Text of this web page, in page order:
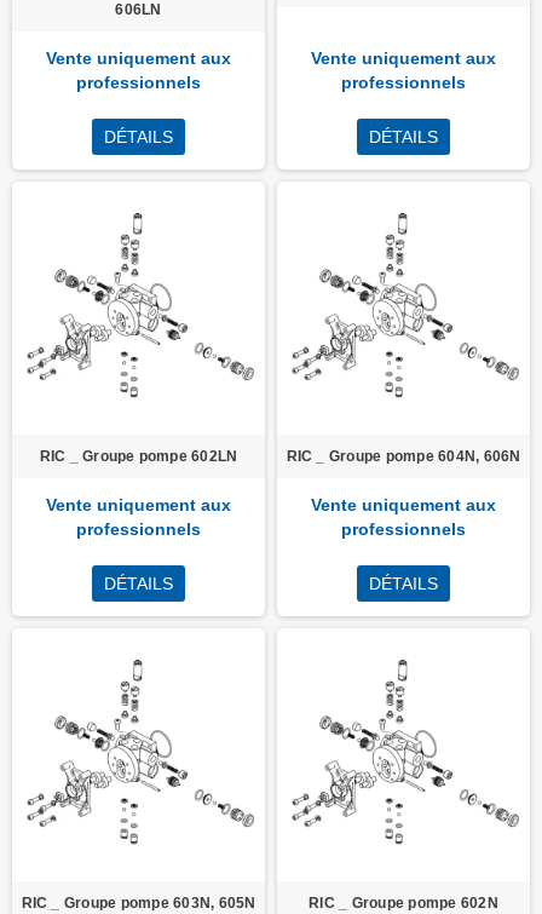
606LN
Vente uniquement aux
professionnels
DÉTAILS
Vente uniquement aux
professionnels
DÉTAILS
RIC _ Groupe pompe 602LN
Vente uniquement aux
professionnels
DÉTAILS
RIC _ Groupe pompe 604N, 606N
Vente uniquement aux
professionnels
DÉTAILS
RIC _ Groupe pompe 603N, 605N RIC _ Groupe pompe 602N